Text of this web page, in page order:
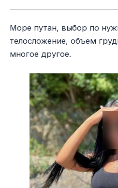
Море путан, выбор по
телосложение, объем
многое другое.